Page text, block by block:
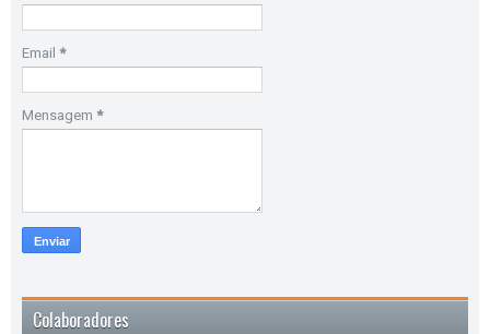
Email *
Mensagem *
Colaboradores